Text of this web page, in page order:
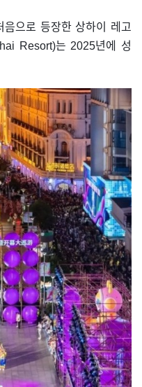
으로 등장한 상하이 레고
Resort)는 2025년에 성